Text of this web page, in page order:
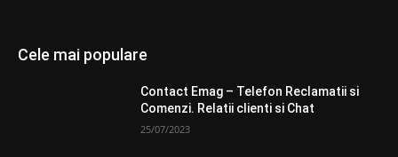
Cele mai populare
Contact Emag – Telefon Reclamatii si
Comenzi. Relatii clienti si Chat
25/07/2023